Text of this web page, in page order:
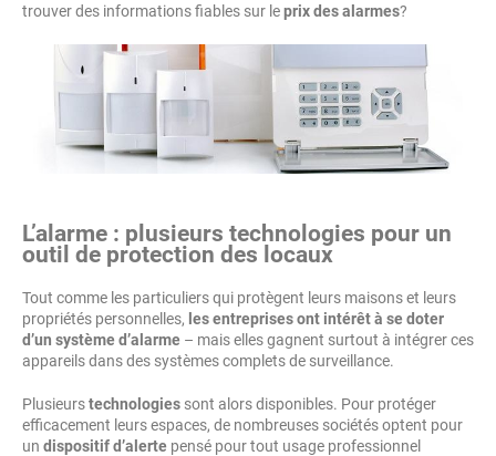
trouver des informations fiables sur leprix des alarmes?
L’alarme : plusieurs technologies pour un
outil de protection des locaux
Tout comme les particuliers qui protègent leurs maisons et leurs
propriétés personnelles, les entreprises ont intérêt à se doter
d’un système d’alarme – mais elles gagnent surtout à intégrer ces
appareils dans des systèmes complets de surveillance.
Plusieurstechnologies sont alors disponibles. Pour protéger
efficacement leurs espaces, de nombreuses sociétés optent pour
un dispositif d’alerte pensé pour tout usage professionnel